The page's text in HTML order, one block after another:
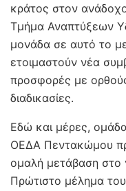
κράτος στον
Τμήμα Αναπτύξεων
μονάδα σε αυτό το
ετοιμαστούν νέα
προσφορές με
διαδικασίες.
Εδώ και μέρες,
ΟΕΔΑ Πεντακώμου
ομαλή μετάβαση στο
Πρώτιστο μέλημα του